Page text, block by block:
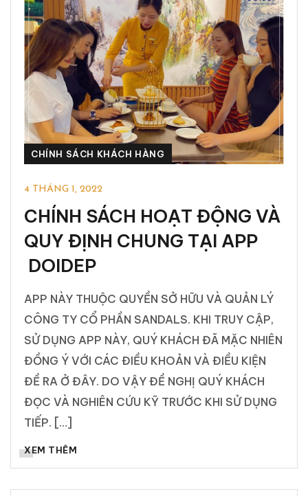
CHÍNH SÁCH KHÁCH HÀNG
4 THÁNG 1, 2022
CHÍNH SÁCH HOẠT ĐỘNG VÀ
QUY ĐỊNH CHUNG TẠI APP
DOIDEP
APP NÀY THUỘC QUYỀN SỞ HỮU VÀ QUẢN LÝ
CÔNG TY CỔ PHẦN SANDALS. KHI TRUY CẬP,
SỬ DỤNG APP NÀY, QUÝ KHÁCH ĐÃ MẶC NHIÊN
ĐỒNG Ý VỚI CÁC ĐIỀU KHOẢN VÀ ĐIỀU KIỆN
ĐỀ RA Ở ĐÂY. DO VẬY ĐỀ NGHỊ QUÝ KHÁCH
ĐỌC VÀ NGHIÊN CỨU KỸ TRƯỚC KHI SỬ DỤNG
TIẾP. […]
XEM THÊM